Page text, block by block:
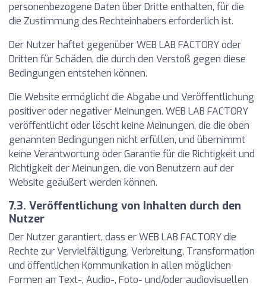
personenbezogene Daten über Dritte enthalten, für die
die Zustimmung des Rechteinhabers erforderlich ist.
Der Nutzer haftet gegenüber WEB LAB FACTORY oder
Dritten für Schäden, die durch den Verstoß gegen diese
Bedingungen entstehen können.
Die Website ermöglicht die Abgabe und Veröffentlichung
positiver oder negativer Meinungen. WEB LAB FACTORY
veröffentlicht oder löscht keine Meinungen, die die oben
genannten Bedingungen nicht erfüllen, und übernimmt
keine Verantwortung oder Garantie für die Richtigkeit und
Richtigkeit der Meinungen, die von Benutzern auf der
Website geäußert werden können.
7.3. Veröffentlichung von Inhalten durch den
Nutzer
Der Nutzer garantiert, dass er WEB LAB FACTORY die
Rechte zur Vervielfältigung, Verbreitung, Transformation
und öffentlichen Kommunikation in allen möglichen
Formen an Text-, Audio-, Foto- und/oder audiovisuellen